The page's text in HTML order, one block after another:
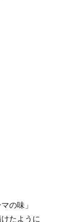
の味」
たように